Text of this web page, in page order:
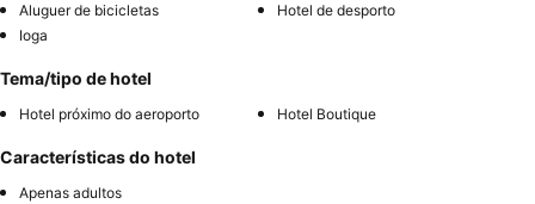
Aluguer de bicicletas
Hotel de desporto
Ioga
Tema/tipo de hotel
Hotel próximo do aeroporto Hotel Boutique
Características do hotel
Apenas adultos